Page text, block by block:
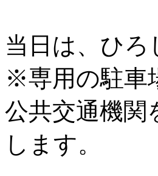
当日は、ひ
※専用の駐車
公共交通機関
します。